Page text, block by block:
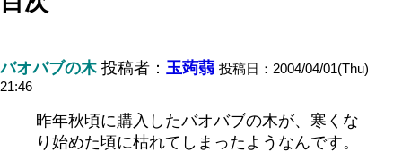
バオバブの木投稿者： 玉蒟蒻 投稿日：2004/04/01(Thu)
21:46
昨年秋頃に購入したバオバブの木が、寒くな
り始めた頃に枯れてしまったようなんです。